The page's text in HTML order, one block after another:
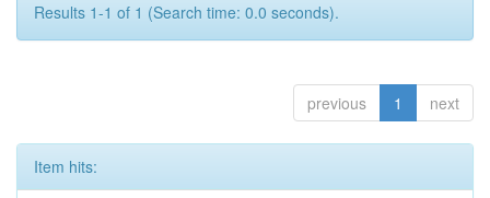
Results 1-1 of 1 (Search time: 0.0 seconds).
previous 1 next
Item hits: